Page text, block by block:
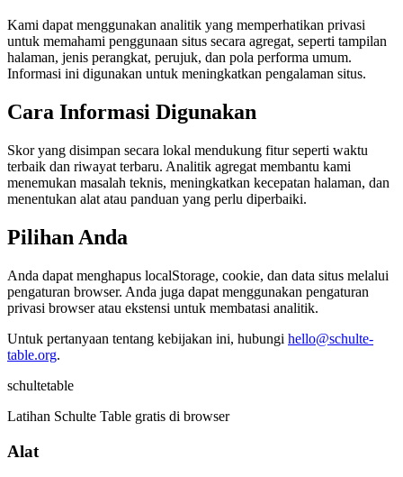
Kami dapat menggunakan analitik yang memperhatikan privasi
untuk memahami penggunaan situs secara agregat, seperti tampilan
halaman, jenis perangkat, perujuk, dan pola performa umum.
Informasi ini digunakan untuk meningkatkan pengalaman situs.
Cara Informasi Digunakan
Skor yang disimpan secara lokal mendukung fitur seperti waktu
terbaik dan riwayat terbaru. Analitik agregat membantu kami
menemukan masalah teknis, meningkatkan kecepatan halaman, dan
menentukan alat atau panduan yang perlu diperbaiki.
Pilihan Anda
Anda dapat menghapus localStorage, cookie, dan data situs melalui
pengaturan browser. Anda juga dapat menggunakan pengaturan
privasi browser atau ekstensi untuk membatasi analitik.
Untuk pertanyaan tentang kebijakan ini, hubungi hello@schulte-
table.org.
schultetable
Latihan Schulte Table gratis di browser
Alat